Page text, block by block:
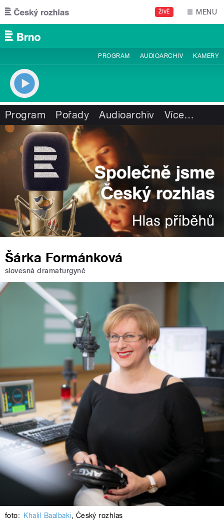
Přejít k hlavnímu obsahu
ŽIVĚ MENU
PROGRAM AUDIOARCHIV KAMERY
Program Pořady Audioarchiv Více…
Šárka Formánková
slovesná dramaturgyně
foto: Khalil Baalbaki, Český rozhlas